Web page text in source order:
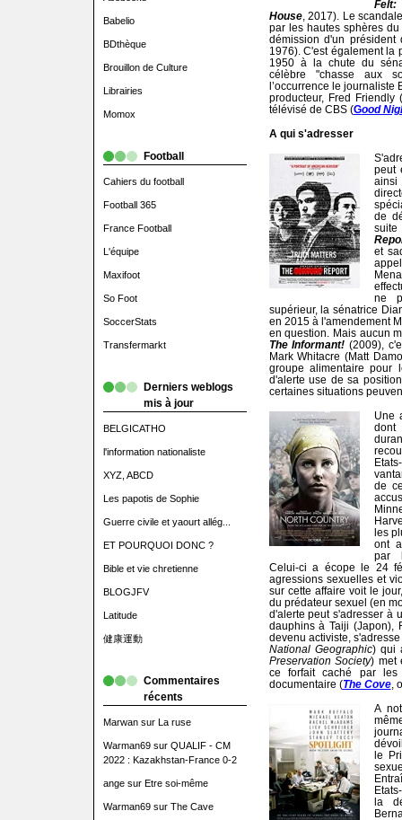
Babelio
BDthèque
Brouillon de Culture
Librairies
Momox
Football
Cahiers du football
Football 365
France Football
L'équipe
Maxifoot
So Foot
SoccerStats
Transfermarkt
Derniers weblogs
mis à jour
BELGICATHO
l'information nationaliste
XYZ, ABCD
Les papotis de Sophie
Guerre civile et yaourt allég...
ET POURQUOI DONC ?
Bible et vie chretienne
BLOGJFV
Latitude
健康運動
Commentaires
récents
Marwansur La ruse
Warman69sur QUALIF - CM
2022 : Kazakhstan-France 0-2
angesur Etre soi-même
Warman69sur The Cave
Felt:
House, 2017). Le
par les hautes sphères
démission d'un président
1976). C'est également la
1950 à la chute du
célèbre "chasse aux
l’occurrence le journaliste
producteur, Fred
télévisé de CBS (Good
A qui s'adresser
peut
de
suite
et
ne
supérieur, la sénatrice
en 2015 à l'amendement
en question. Mais aucun
The Informant! (2009),
Mark Whitacre (Matt
groupe alimentaire pour
d'alerte use de sa
certaines situations
Une
dont
de
les
ont
par
Celui-ci a écope le 24
agressions sexuelles et
sur cette affaire voit le
du prédateur sexuel (en
d'alerte peut s'adresser à
dauphins à Taiji (Japon),
devenu activiste,
National Geographic) qui
Preservation Society) met
ce forfait caché par
documentaire (The Cove,
A
le
la